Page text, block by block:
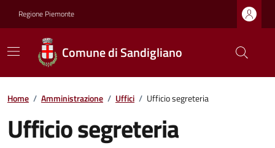
Regione Piemonte
Comune di Sandigliano
Home / Amministrazione / Uffici / Ufficio segreteria
Ufficio segreteria